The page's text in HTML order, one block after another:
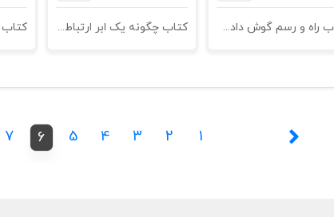
کتاب راه و رسم گوش دادن - چاپ هشتم کتاب چگونه یک ابر ارتباط ساز باشیم
1
2
3
4
5
6
7